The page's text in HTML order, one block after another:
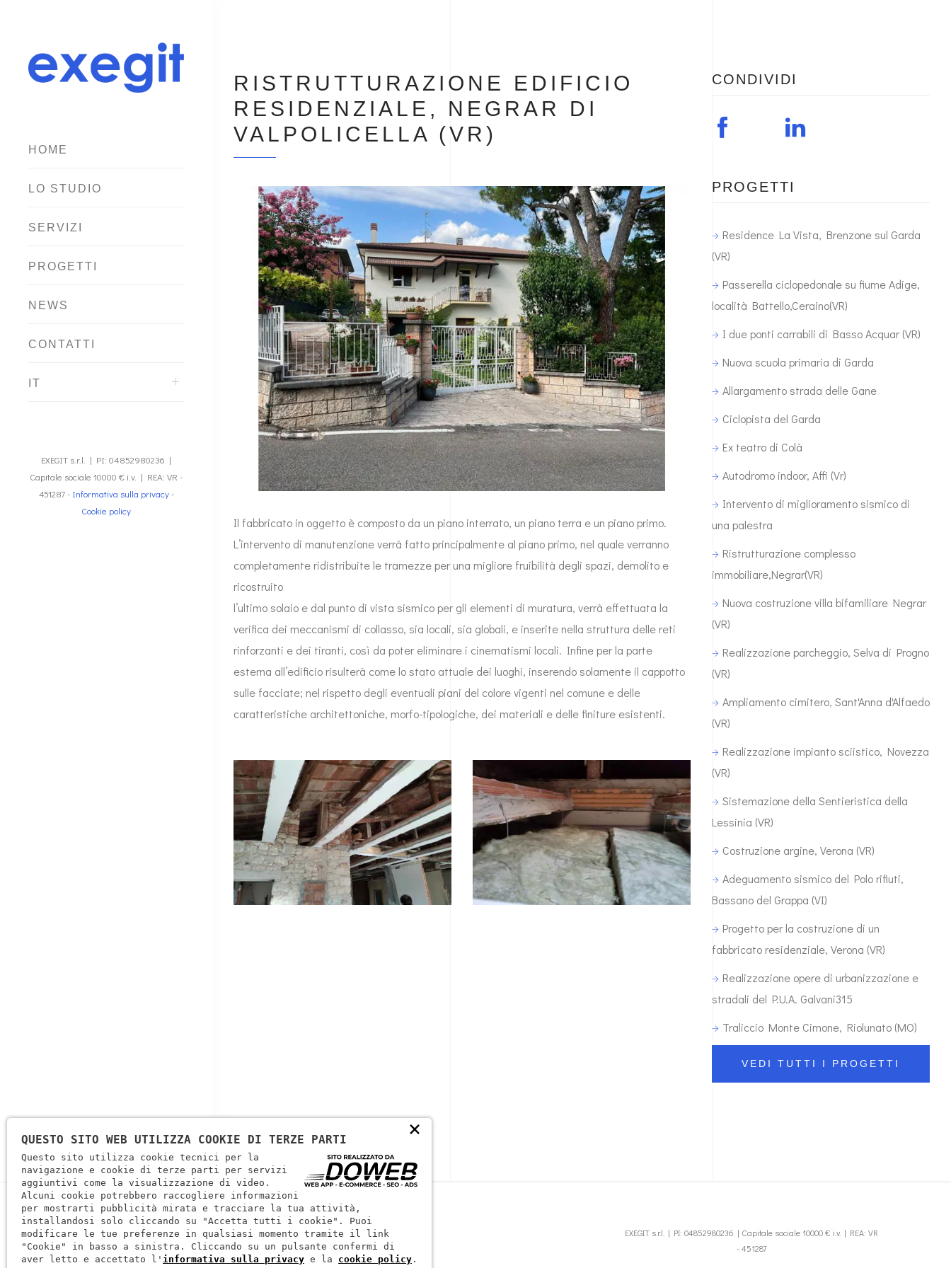
HOME
LO STUDIO
SERVIZI
PROGETTI
NEWS
CONTATTI
IT
EXEGIT s.r.l. | PI: 04852980236 |
Capitale sociale 10000 € i.v. | REA: VR -
451287 - Informativa sulla privacy-
Cookie policy
RISTRUTTURAZIONE EDIFICIO
RESIDENZIALE, NEGRAR DI
VALPOLICELLA (VR)
Il fabbricato in oggetto è composto da un piano interrato, un piano terra e un piano primo.
L’intervento di manutenzione verrà fatto principalmente al piano primo, nel quale verranno
completamente ridistribuite le tramezze per una migliore fruibilità degli spazi, demolito e
ricostruito
l’ultimo solaio e dal punto di vista sismico per gli elementi di muratura, verrà effettuata la
verifica dei meccanismi di collasso, sia locali, sia globali, e inserite nella struttura delle reti
rinforzanti e dei tiranti, così da poter eliminare i cinematismi locali. Infine per la parte
esterna all’edificio risulterà come lo stato attuale dei luoghi, inserendo solamente il cappotto
sulle facciate; nel rispetto degli eventuali piani del colore vigenti nel comune e delle
caratteristiche architettoniche, morfo-tipologiche, dei materiali e delle finiture esistenti.
CONDIVIDI
PROGETTI
Residence La Vista, Brenzone sul Garda
(VR)
Passerella ciclopedonale su fiume Adige,
località Battello,Ceraino(VR)
I due ponti carrabili di Basso Acquar (VR)
Nuova scuola primaria di Garda
Allargamento strada delle Gane
Ciclopista del Garda
Ex teatro di Colà
Autodromo indoor, Affi (Vr)
Intervento di miglioramento sismico di
una palestra
Ristrutturazione complesso
immobiliare,Negrar(VR)
Nuova costruzione villa bifamiliare Negrar
(VR)
Realizzazione parcheggio, Selva di Progno
(VR)
Ampliamento cimitero, Sant'Anna d'Alfaedo
(VR)
Realizzazione impianto sciistico, Novezza
(VR)
Sistemazione della Sentieristica della
Lessinia (VR)
Costruzione argine, Verona (VR)
Adeguamento sismico del Polo rifiuti,
Bassano del Grappa (VI)
Progetto per la costruzione di un
fabbricato residenziale, Verona (VR)
Realizzazione opere di urbanizzazione e
stradali del P.U.A. Galvani315
Traliccio Monte Cimone, Riolunato (MO)
VEDI TUTTI I PROGETTI
EXEGIT s.r.l. | PI: 04852980236 | Capitale sociale 10000 € i.v. | REA: VR
- 451287
×
QUESTO SITO WEB UTILIZZA COOKIE DI TERZE PARTI
Questo sito utilizza cookie tecnici per la
navigazione e cookie di terze parti per servizi
aggiuntivi come la visualizzazione di video.
Alcuni cookie potrebbero raccogliere informazioni
per mostrarti pubblicità mirata e tracciare la tua attività,
installandosi solo cliccando su "Accetta tutti i cookie". Puoi
modificare le tue preferenze in qualsiasi momento tramite il link
"Cookie" in basso a sinistra. Cliccando su un pulsante confermi di
aver letto e accettato l' informativa sulla privacy e la cookie policy .